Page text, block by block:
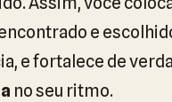
e
e fortalece de
no seu ritmo.